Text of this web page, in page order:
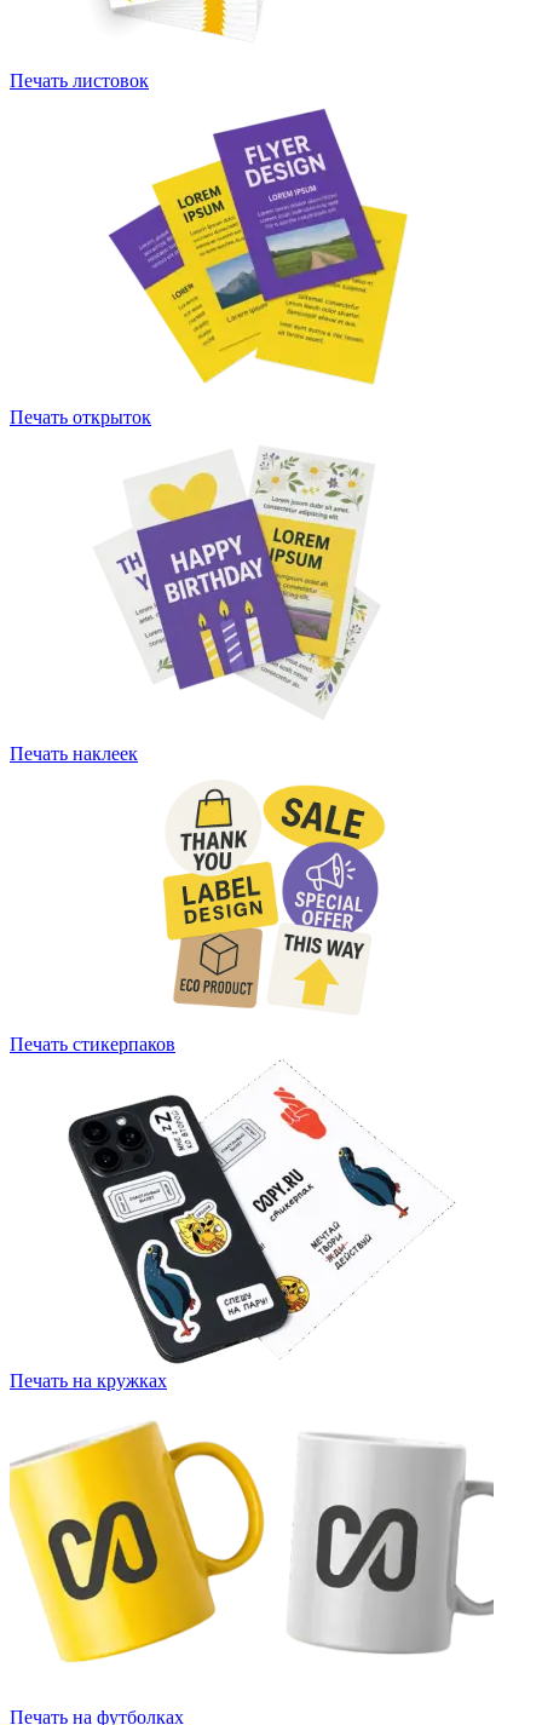
Печать листовок
Печать открыток
Печать наклеек
Печать стикерпаков
Печать на кружках
Печать на футболках